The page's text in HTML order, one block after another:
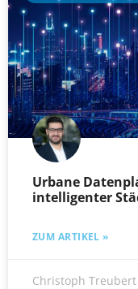
Urbane
intelligenter
ZUM ARTIKEL »
Christoph Treubert